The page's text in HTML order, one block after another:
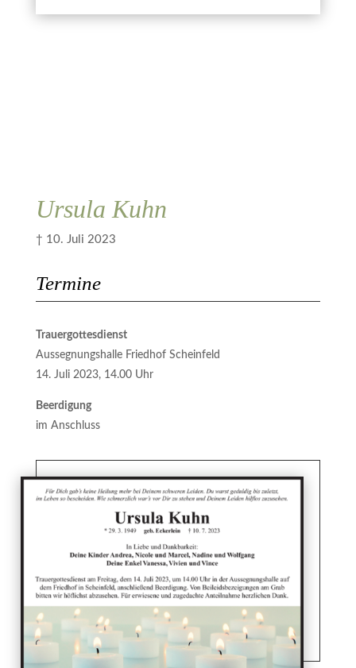
Ursula Kuhn
† 10. Juli 2023
Termine
Trauergottesdienst
Aussegnungshalle Friedhof Scheinfeld
14. Juli 2023, 14.00 Uhr
Beerdigung
im Anschluss